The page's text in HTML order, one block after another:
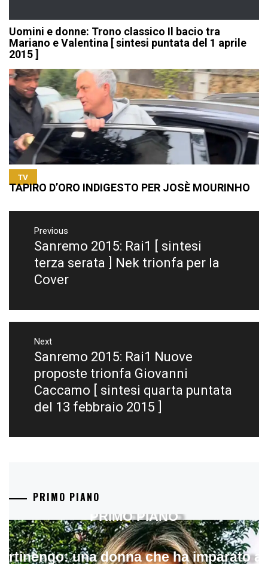
Uomini e donne: Trono classico Il bacio tra
Mariano e Valentina [ sintesi puntata del 1 aprile
2015 ]
TV
TAPIRO D’ORO INDIGESTO PER JOSÈ MOURINHO
Navigazione
articoli
Previous
Previous
post:
Sanremo 2015: Rai1 [ sintesi
terza serata ] Nek trionfa per la
Cover
Next
Next
post:
Sanremo 2015: Rai1 Nuove
proposte trionfa Giovanni
Caccamo [ sintesi quarta puntata
del 13 febbraio 2015 ]
PRIMO PIANO
una donna che ha imparato a
PRIMO PIANO